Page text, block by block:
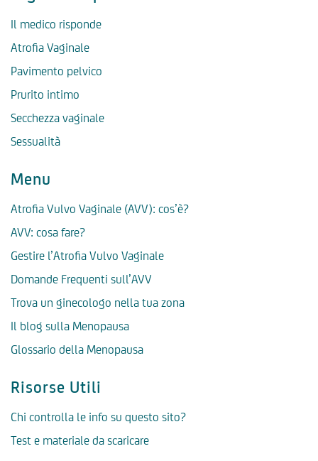
Il medico risponde
Atrofia Vaginale
Pavimento pelvico
Prurito intimo
Secchezza vaginale
Sessualità
Menu
Atrofia Vulvo Vaginale (AVV): cos’è?
AVV: cosa fare?
Gestire l’Atrofia Vulvo Vaginale
Domande Frequenti sull’AVV
Trova un ginecologo nella tua zona
Il blog sulla Menopausa
Glossario della Menopausa
Risorse Utili
Chi controlla le info su questo sito?
Test e materiale da scaricare